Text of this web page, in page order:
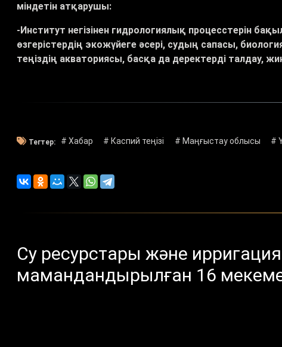
міндетін атқарушы:
-Институт негізінен гидрологиялық процесстерін
өзгерістердің экожүйеге әсері, судың сапасы,
теңіздің акваториясы, басқа да деректерді талдау,
Тегтер: # Хабар # Каспий теңізі # Маңғыстау облысы #
Су ресурстары және
мамандандырылған 16